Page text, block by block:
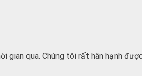
qua. Chúng tôi rất hân hạnh